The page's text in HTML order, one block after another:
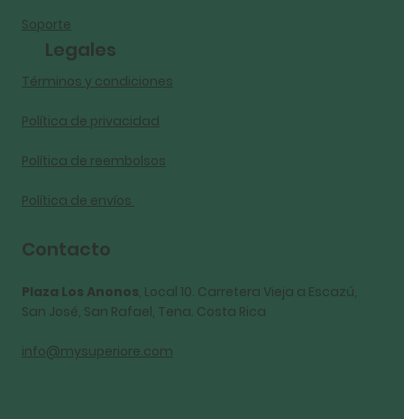
Soporte
Legales
Términos y condiciones
Política de privacidad
Política de reembolsos
Política de envíos
Contacto
Plaza Los Anonos, Local 10. Carretera Vieja a Escazú,
San José, San Rafael, Tena. Costa Rica
info@mysuperiore.com